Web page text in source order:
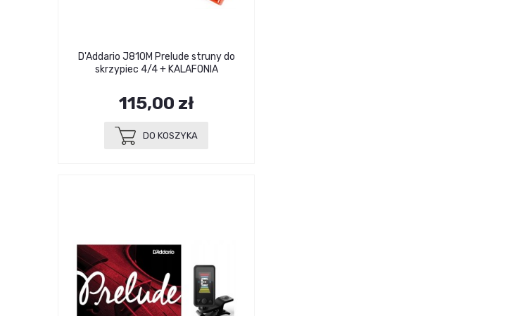
D'Addario J810M Prelude struny do
skrzypiec 4/4 + KALAFONIA
115,00 zł
DO KOSZYKA